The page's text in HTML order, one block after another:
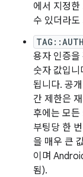
에서 지정
수 있더라
용자 인증을
숫자 값입
됩니다. 공
간 제한은
후에는 모든
부팅당 한
을 매우 큰
이며
됨).